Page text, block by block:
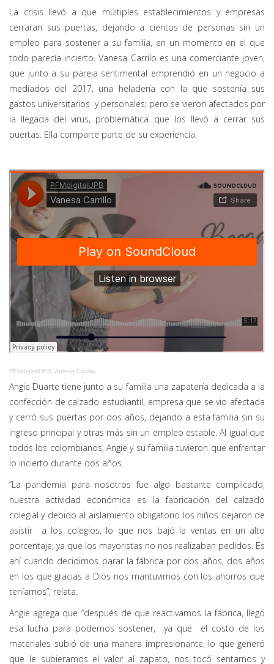
La crisis llevó a que múltiples establecimientos y empresas
cerraran sus puertas, dejando a cientos de personas sin un
empleo para sostener a su familia, en un momento en el que
todo parecía incierto. Vanesa Carrilo es una comerciante joven,
que junto a su pareja sentimental emprendió en un negocio a
mediados del 2017, una heladería con la que sostenía sus
gastos universitarios y personales; pero se vieron afectados por
la llegada del virus, problemática que los llevó a cerrar sus
puertas. Ella comparte parte de su experiencia.
PFMdigitalUPB·Vanesa Carrillo
Angie Duarte tiene junto a su familia una zapatería dedicada a la
confección de calzado estudiantil, empresa que se vio afectada
y cerró sus puertas por dos años, dejando a esta familia sin su
ingreso principal y otras más sin un empleo estable. Al igual que
todos los colombianos, Angie y su familia tuvieron que enfrentar
lo incierto durante dos años.
“La pandemia para nosotros fue algo bastante complicado,
nuestra actividad económica es la fabricación del calzado
colegial y debido al aislamiento obligatorio los niños dejaron de
asistir a los colegios, lo que nos bajó la ventas en un alto
porcentaje; ya que los mayoristas no nos realizaban pedidos. Es
ahí cuando decidimos parar la fábrica por dos años, dos años
en los que gracias a Dios nos mantuvimos con los ahorros que
teníamos”, relata.
Angie agrega que “después de que reactivamos la fábrica, llegó
esa lucha para podernos sostener, ya que el costo de los
materiales subió de una manera impresionante, lo que generó
que le subieramos el valor al zapato, nos tocó sentarnos y